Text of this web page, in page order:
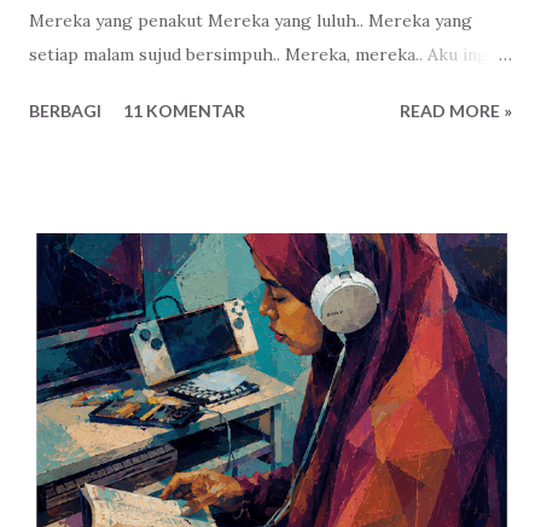
Mereka yang penakut Mereka yang luluh.. Mereka yang
setiap malam sujud bersimpuh.. Mereka, mereka.. Aku ingin
BERBAGI 11 KOMENTAR READ MORE »